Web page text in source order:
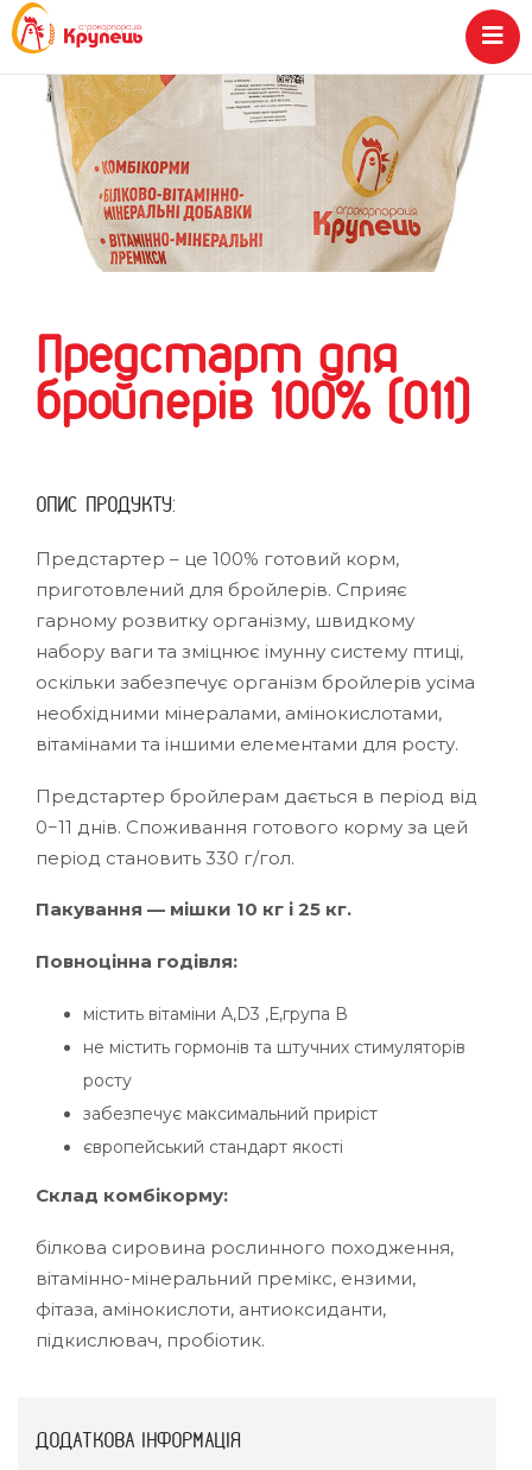
Предстарт для
бройлерів 100% (011)
ОПИС ПРОДУКТУ:
Предстартер – це 100% готовий корм,
приготовлений для бройлерів. Сприяє
гарному розвитку організму, швидкому
набору ваги та зміцнює імунну систему птиці,
оскільки забезпечує організм бройлерів усіма
необхідними мінералами, амінокислотами,
вітамінами та іншими елементами для росту.
Предстартер бройлерам дається в період від
0−11 днів. Споживання готового корму за цей
період становить 330 г/гол.
Пакування — мішки 10 кг і 25 кг.
Повноцінна годівля:
містить вітаміни А,D3 ,Е,група В
не містить гормонів та штучних стимуляторів
росту
забезпечує максимальний приріст
європейський стандарт якості
Склад комбікорму:
білкова сировина рослинного походження,
вітамінно-мінеральний премікс, ензими,
фітаза, амінокислоти, антиоксиданти,
підкислювач, пробіотик.
ДОДАТКОВА ІНФОРМАЦІЯ